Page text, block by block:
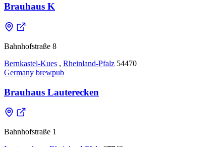
Brauhaus K
Bahnhofstraße 8
Bernkastel-Kues , Rheinland-Pfalz 54470
Germany brewpub
Brauhaus Lauterecken
Bahnhofstraße 1